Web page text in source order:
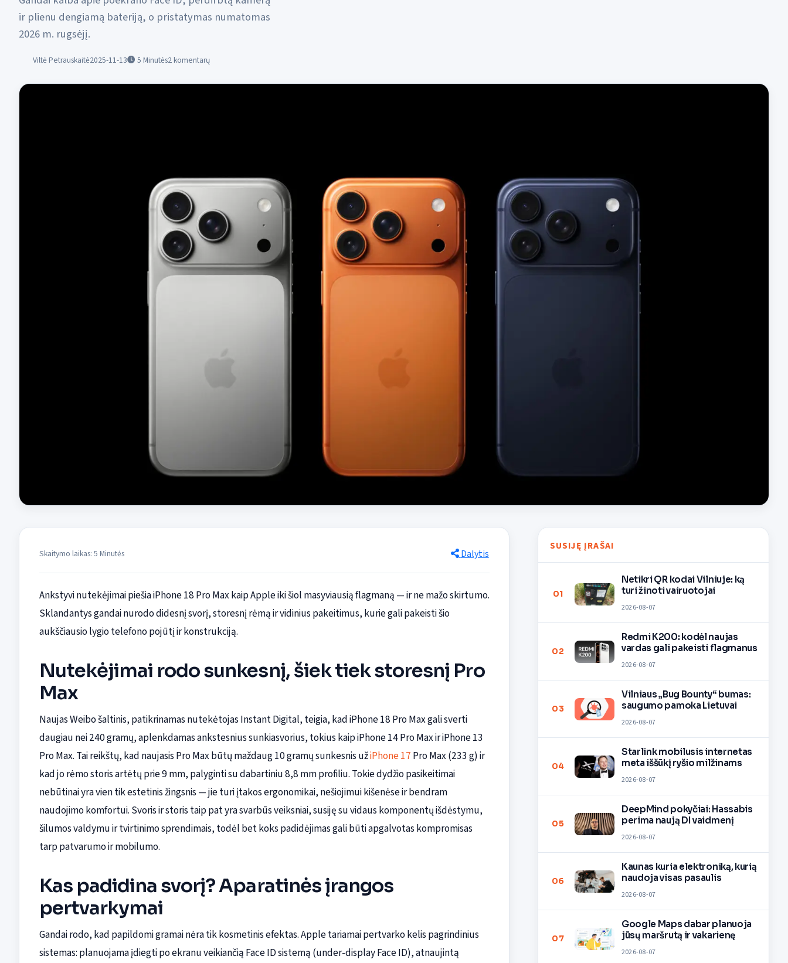
ir plienu dengiamą bateriją, o pristatymas numatomas
2026 m. rugsėjį.
Viltė Petrauskaitė2025-11-13 5 Minutės2 komentarų
Skaitymo laikas: 5 Minutės Dalytis
Ankstyvi nutekėjimai piešia iPhone 18 Pro Max kaip Apple iki šiol masyviausią flagmaną — ir ne mažo skirtumo.
Sklandantys gandai nurodo didesnį svorį, storesnį rėmą ir vidinius pakeitimus, kurie gali pakeisti šio
aukščiausio lygio telefono pojūtį ir konstrukciją.
Nutekėjimai rodo sunkesnį, šiek tiek storesnį Pro
Max
Naujas Weibo šaltinis, patikrinamas nutekėtojas Instant Digital, teigia, kad iPhone 18 Pro Max gali sverti
daugiau nei 240 gramų, aplenkdamas ankstesnius sunkiasvorius, tokius kaip iPhone 14 Pro Max ir iPhone 13
Pro Max. Tai reikštų, kad naujasis Pro Max būtų maždaug 10 gramų sunkesnis užiPhone 17 Pro Max (233 g) ir
kad jo rėmo storis artėtų prie 9 mm, palyginti su dabartiniu 8,8 mm profiliu. Tokie dydžio pasikeitimai
nebūtinai yra vien tik estetinis žingsnis — jie turi įtakos ergonomikai, nešiojimui kišenėse ir bendram
naudojimo komfortui. Svoris ir storis taip pat yra svarbūs veiksniai, susiję su vidaus komponentų išdėstymu,
šilumos valdymu ir tvirtinimo sprendimais, todėl bet koks padidėjimas gali būti apgalvotas kompromisas
tarp patvarumo ir mobilumo.
Kas padidina svorį? Aparatinės įrangos
pertvarkymai
Gandai rodo, kad papildomi gramai nėra tik kosmetinis efektas. Apple tariamai pertvarko kelis pagrindinius
sistemas: planuojama įdiegti po ekranu veikiančią Face ID sistemą (under-display Face ID), atnaujintą
SUSIJĘ ĮRAŠAI
01
Netikri QR kodai Vilniuje: ką
turi žinoti vairuotojai
2026-08-07
02
Redmi K200: kodėl naujas
vardas gali pakeisti flagmanus
2026-08-07
03
Vilniaus „Bug Bounty“ bumas:
saugumo pamoka Lietuvai
2026-08-07
04
Starlink mobilusis internetas
meta iššūkį ryšio milžinams
2026-08-07
05
DeepMind pokyčiai: Hassabis
perima naują DI vaidmenį
2026-08-07
06
Kaunas kuria elektroniką, kurią
naudoja visas pasaulis
2026-08-07
07
Google Maps dabar planuoja
jūsų maršrutą ir vakarienę
2026-08-07